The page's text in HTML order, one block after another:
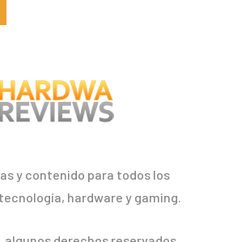
y contenido para todos los
hardware y gaming.